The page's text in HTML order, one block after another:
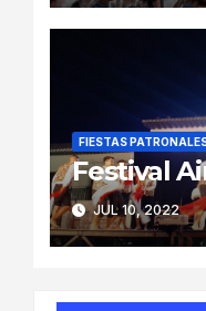
FIESTAS
Festival
JUL 10, 2022